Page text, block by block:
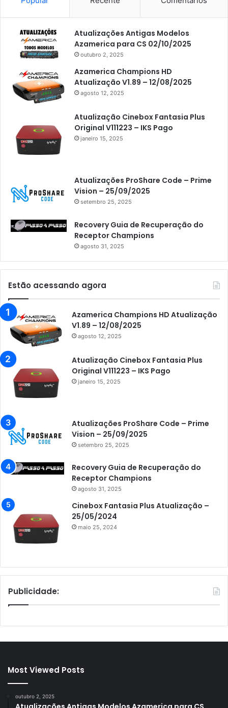
Atualizações Antigas Modelos
Azamerica para CS 02/10/2025
outubro 2, 2025
Azamerica Champions HD
Atualização V1.89 – 12/08/2025
agosto 12, 2025
Atualização Cinebox Fantasia Plus
Original V111223 – IKS Pago
janeiro 15, 2025
Atualizações ProShare Code – Prime
Vision – 25/09/2025
setembro 25, 2025
Recovery Guia de Recuperação do
Receptor Champions
agosto 31, 2025
Estão acessando agora
Azamerica Champions HD Atualização
V1.89 – 12/08/2025
agosto 12, 2025
Atualização Cinebox Fantasia Plus
Original V111223 – IKS Pago
janeiro 15, 2025
Atualizações ProShare Code – Prime
Vision – 25/09/2025
setembro 25, 2025
Recovery Guia de Recuperação do
Receptor Champions
agosto 31, 2025
Cinebox Fantasia Plus Atualização –
25/05/2024
maio 25, 2024
Publicidade:
Most Viewed Posts
outubro 2, 2025